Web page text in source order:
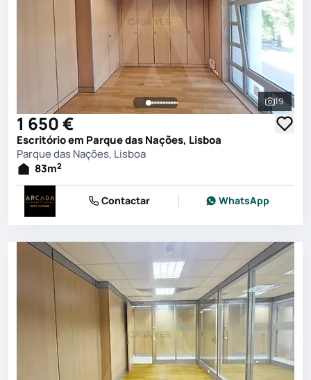
Ver
19
1 650 €
Escritório em Parque das Nações, Lisboa
Parque das Nações, Lisboa
83m2
Contactar WhatsApp